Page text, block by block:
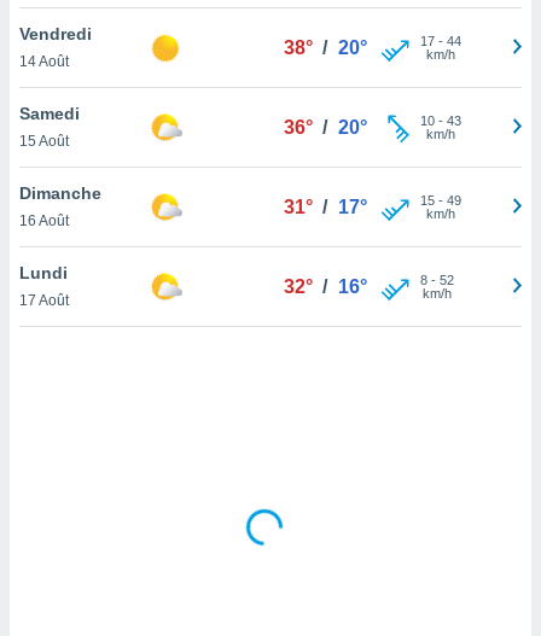
votre
à
en
le
Vendredi
14 Août
38° / 20° 17- 44
km/h
Samedi
15 Août
36° / 20° 10- 43
km/h
Dimanche
16 Août
31° / 17° 15- 49
km/h
Lundi
17 Août
32° / 16° 8- 52
km/h